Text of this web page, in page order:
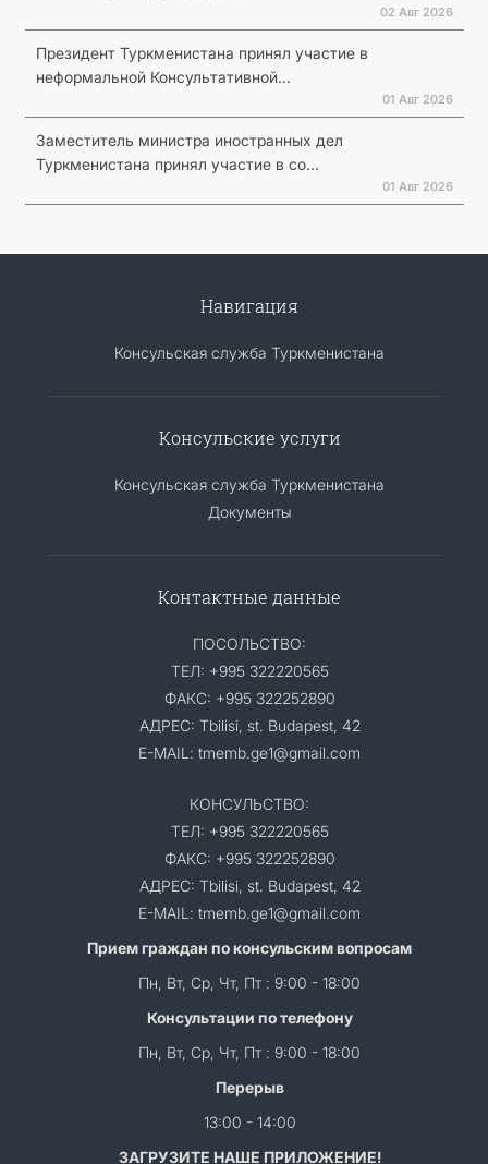
02 Авг 2026
Президент Туркменистана принял участие в
неформальной Консультативной...
01 Авг 2026
Заместитель министра иностранных дел
Туркменистана принял участие в со...
01 Авг 2026
Навигация
Консульская служба Туркменистана
Консульские услуги
Консульская служба Туркменистана
Документы
Контактные данные
ПОСОЛЬСТВО:
ТЕЛ: +995 322220565
ФАКС: +995 322252890
АДРЕС: Tbilisi, st. Budapest, 42
E-MAIL: tmemb.ge1@gmail.com
КОНСУЛЬСТВО:
ТЕЛ: +995 322220565
ФАКС: +995 322252890
АДРЕС: Tbilisi, st. Budapest, 42
E-MAIL: tmemb.ge1@gmail.com
Прием граждан по консульским вопросам
Пн, Вт, Ср, Чт, Пт : 9:00 - 18:00
Консультации по телефону
Пн, Вт, Ср, Чт, Пт : 9:00 - 18:00
Перерыв
13:00 - 14:00
ЗАГРУЗИТЕ НАШЕ ПРИЛОЖЕНИЕ!